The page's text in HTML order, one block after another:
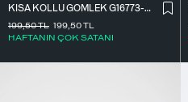
KISA KOLLU GÖMLEK G16773-Z8
199,50TL
HAFTANIN ÇOK SATANI
199,50TL